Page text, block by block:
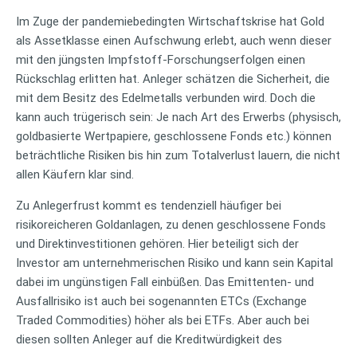
Im Zuge der pandemiebedingten Wirtschaftskrise hat Gold
als Assetklasse einen Aufschwung erlebt, auch wenn dieser
mit den jüngsten Impfstoff-Forschungserfolgen einen
Rückschlag erlitten hat. Anleger schätzen die Sicherheit, die
mit dem Besitz des Edelmetalls verbunden wird. Doch die
kann auch trügerisch sein: Je nach Art des Erwerbs (physisch,
goldbasierte Wertpapiere, geschlossene Fonds etc.) können
beträchtliche Risiken bis hin zum Totalverlust lauern, die nicht
allen Käufern klar sind.
Zu Anlegerfrust kommt es tendenziell häufiger bei
risikoreicheren Goldanlagen, zu denen geschlossene Fonds
und Direktinvestitionen gehören. Hier beteiligt sich der
Investor am unternehmerischen Risiko und kann sein Kapital
dabei im ungünstigen Fall einbüßen. Das Emittenten- und
Ausfallrisiko ist auch bei sogenannten ETCs (Exchange
Traded Commodities) höher als bei ETFs. Aber auch bei
diesen sollten Anleger auf die Kreditwürdigkeit des